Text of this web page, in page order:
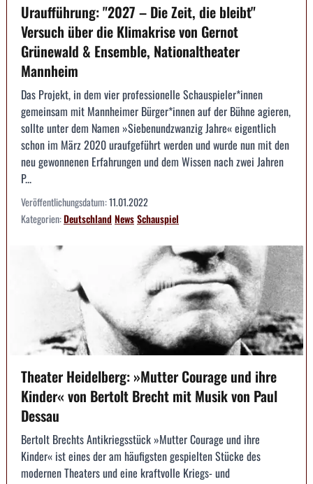
Uraufführung: "2027 – Die Zeit, die bleibt"
Versuch über die Klimakrise von Gernot
Grünewald & Ensemble, Nationaltheater
Mannheim
Das Projekt, in dem vier professionelle Schauspieler*innen
gemeinsam mit Mannheimer Bürger*innen auf der Bühne agieren,
sollte unter dem Namen »Siebenundzwanzig Jahre« eigentlich
schon im März 2020 uraufgeführt werden und wurde nun mit den
neu gewonnenen Erfahrungen und dem Wissen nach zwei Jahren
P...
Veröffentlichungsdatum:11.01.2022
Kategorien:DeutschlandNewsSchauspiel
Theater Heidelberg: »Mutter Courage und ihre
Kinder« von Bertolt Brecht mit Musik von Paul
Dessau
Bertolt Brechts Antikriegsstück »Mutter Courage und ihre
Kinder« ist eines der am häufigsten gespielten Stücke des
modernen Theaters und eine kraftvolle Kriegs- und